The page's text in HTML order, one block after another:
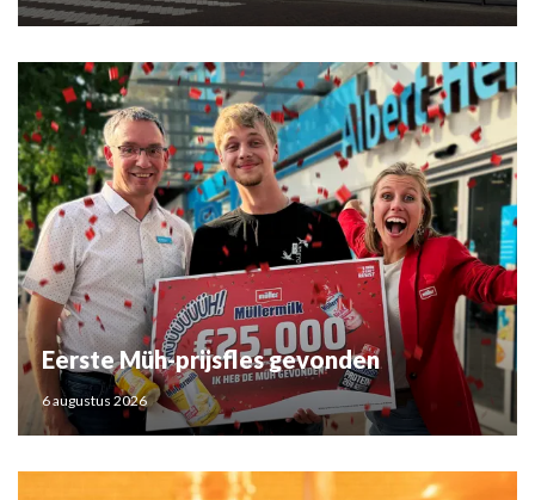
Eerste Müh-prijsfles gevonden
6 augustus 2026